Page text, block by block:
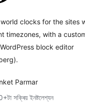
world clocks for the sites
timezones, with a
block editor
Parmar
সক্ৰিয় ইনষ্টলেশ্যন